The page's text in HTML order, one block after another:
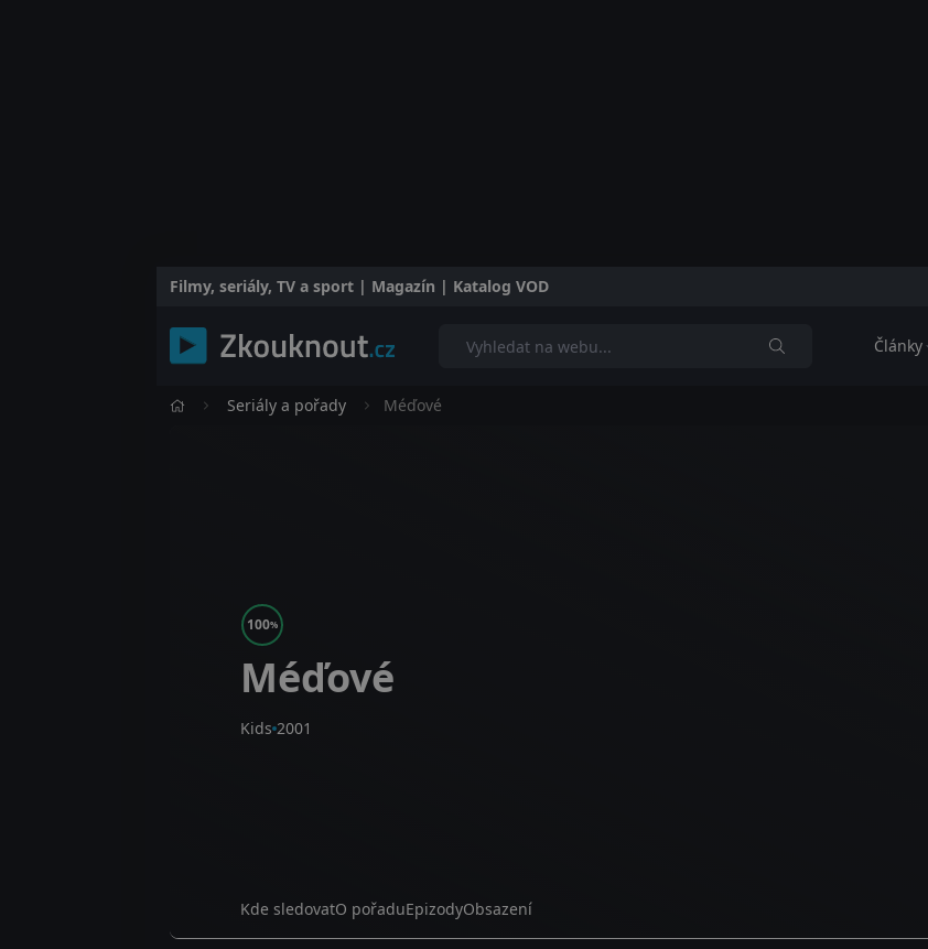
Filmy, seriály, TV a sport | Magazín | Katalog VOD
Články
Seriály a pořady Méďové
100%
Méďové
Kids 2001
Kde sledovatO pořaduEpizodyObsazení